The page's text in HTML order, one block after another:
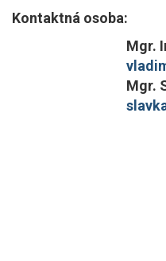
Kontaktná osoba:
Mgr.
Mgr.